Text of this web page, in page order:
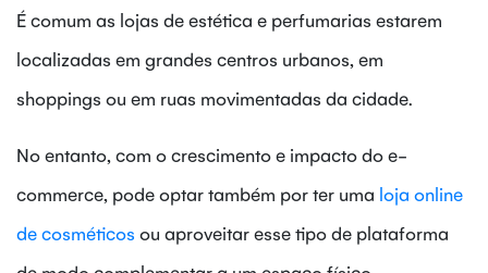
É comum as lojas de estética e perfumarias estarem
localizadas em grandes centros urbanos, em
shoppings ou em ruas movimentadas da cidade.
No entanto, com o crescimento e impacto do e-
commerce, pode optar também por ter uma loja online
de cosméticos ou aproveitar esse tipo de plataforma